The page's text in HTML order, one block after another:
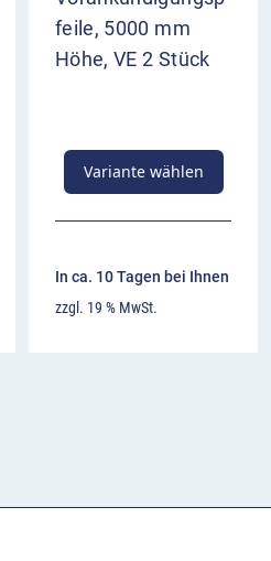
feile, 5000 mm
Höhe, VE 2 Stück
Variante wählen
In ca. 10 Tagen bei Ihnen
zzgl. 19 % MwSt.